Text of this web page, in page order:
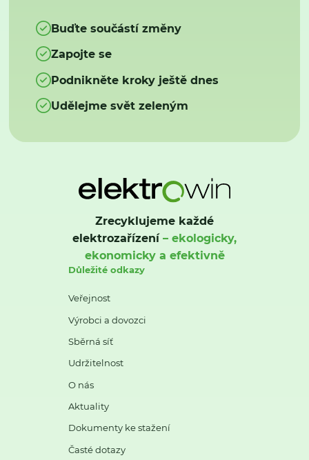
Buďte součástí změny
Zapojte se
Podnikněte kroky ještě dnes
Udělejme svět zeleným
Zrecyklujeme každé
elektrozařízení– ekologicky,
ekonomicky a efektivně
Důležité odkazy
Veřejnost
Výrobci a dovozci
Sběrná síť
Udržitelnost
O nás
Aktuality
Dokumenty ke stažení
Časté dotazy